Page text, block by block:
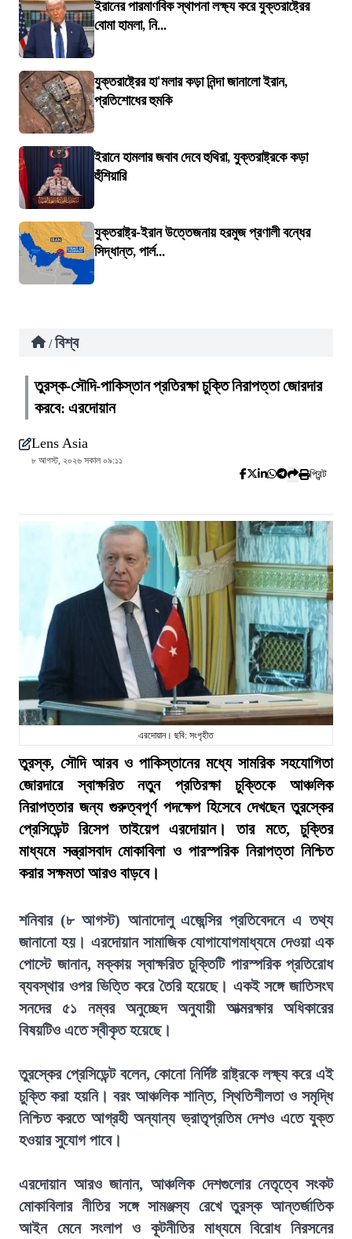
ইরানের পারমাণবিক স্থাপনা লক্ষ্য করে যুক্তরাষ্ট্রের
বোমা হামলা, নি...
যুক্তরাষ্ট্রের হা'মলার কড়া নিন্দা জানালো ইরান,
প্রতিশোধের হুমকি
ইরানে হামলার জবাব দেবে হুথিরা, যুক্তরাষ্ট্রকে কড়া
হুঁশিয়ারি
যুক্তরাষ্ট্র-ইরান উত্তেজনায় হরমুজ প্রণালী বন্ধের
সিদ্ধান্ত, পার্ল...
/ বিশ্ব
তুরস্ক-সৌদি-পাকিস্তান প্রতিরক্ষা চুক্তি নিরাপত্তা জোরদার
করবে: এরদোয়ান
Lens Asia
৮ আগস্ট, ২০২৬ সকাল ০৯:১১
প্রিন্ট
এরদোয়ান। ছবি: সংগৃহীত
তুরস্ক, সৌদি আরব ও পাকিস্তানের মধ্যে সামরিক সহযোগিতা
জোরদারে স্বাক্ষরিত নতুন প্রতিরক্ষা চুক্তিকে আঞ্চলিক
নিরাপত্তার জন্য গুরুত্বপূর্ণ পদক্ষেপ হিসেবে দেখছেন তুরস্কের
প্রেসিডেন্ট রিসেপ তাইয়েপ এরদোয়ান। তার মতে, চুক্তির
মাধ্যমে সন্ত্রাসবাদ মোকাবিলা ও পারস্পরিক নিরাপত্তা নিশ্চিত
করার সক্ষমতা আরও বাড়বে।
শনিবার (৮ আগস্ট) আনাদোলু এজেন্সির প্রতিবেদনে এ তথ্য
জানানো হয়। এরদোয়ান সামাজিক যোগাযোগমাধ্যমে দেওয়া এক
পোস্টে জানান, মক্কায় স্বাক্ষরিত চুক্তিটি পারস্পরিক প্রতিরোধ
ব্যবস্থার ওপর ভিত্তি করে তৈরি হয়েছে। একই সঙ্গে জাতিসংঘ
সনদের ৫১ নম্বর অনুচ্ছেদ অনুযায়ী আত্মরক্ষার অধিকারের
বিষয়টিও এতে স্বীকৃত হয়েছে।
তুরস্কের প্রেসিডেন্ট বলেন, কোনো নির্দিষ্ট রাষ্ট্রকে লক্ষ্য করে এই
চুক্তি করা হয়নি। বরং আঞ্চলিক শান্তি, স্থিতিশীলতা ও সমৃদ্ধি
নিশ্চিত করতে আগ্রহী অন্যান্য ভ্রাতৃপ্রতিম দেশও এতে যুক্ত
হওয়ার সুযোগ পাবে।
এরদোয়ান আরও জানান, আঞ্চলিক দেশগুলোর নেতৃত্বে সংকট
মোকাবিলার নীতির সঙ্গে সামঞ্জস্য রেখে তুরস্ক আন্তর্জাতিক
আইন মেনে সংলাপ ও কূটনীতির মাধ্যমে বিরোধ নিরসনের